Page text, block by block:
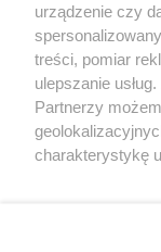
urządzenie czy
treści, pomiar
ulepszanie
Partnerzy
charakterystykę